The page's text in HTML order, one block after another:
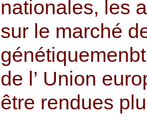
nationales, les
sur le marché
de l’ Union
être rendues